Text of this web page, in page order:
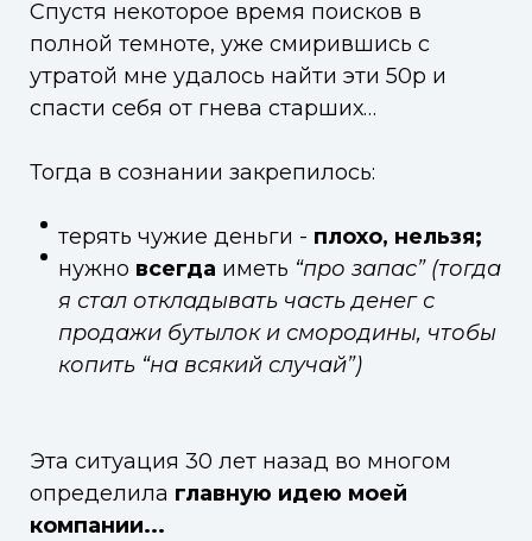
Спустя некоторое время поисков в
полной темноте, уже смирившись с
утратой мне удалось найти эти 50р и
спасти себя от гнева старших…
Тогда в сознании закрепилось:
терять чужие деньги - плохо, нельзя;
нужно всегда иметь “про запас” (тогда
я стал откладывать часть денег с
продажи бутылок и смородины, чтобы
копить “на всякий случай”)
Эта ситуация 30 лет назад во многом
определила главную идею моей
компании...